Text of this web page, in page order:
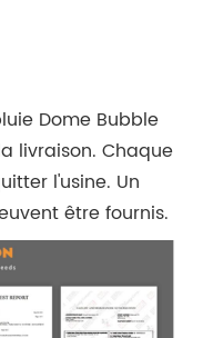
Dome Bubble
livraison. Chaque
l'usine. Un
être fournis.